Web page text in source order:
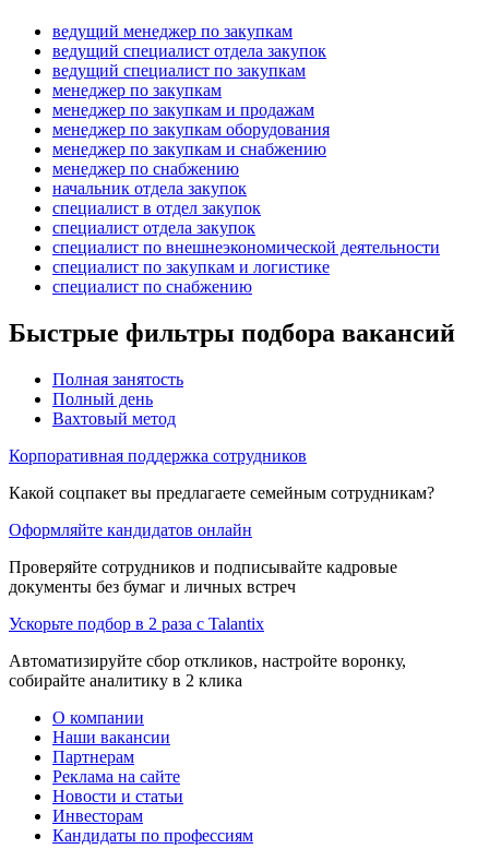
ведущий менеджер по закупкам
ведущий специалист отдела закупок
ведущий специалист по закупкам
менеджер по закупкам
менеджер по закупкам и продажам
менеджер по закупкам оборудования
менеджер по закупкам и снабжению
менеджер по снабжению
начальник отдела закупок
специалист в отдел закупок
специалист отдела закупок
специалист по внешнеэкономической деятельности
специалист по закупкам и логистике
специалист по снабжению
Быстрые фильтры подбора вакансий
Полная занятость
Полный день
Вахтовый метод
Корпоративная поддержка сотрудников
Какой соцпакет вы предлагаете семейным сотрудникам?
Оформляйте кандидатов онлайн
Проверяйте сотрудников и подписывайте кадровые
документы без бумаг и личных встреч
Ускорьте подбор в 2 раза с Talantix
Автоматизируйте сбор откликов, настройте воронку,
собирайте аналитику в 2 клика
О компании
Наши вакансии
Партнерам
Реклама на сайте
Новости и статьи
Инвесторам
Кандидаты по профессиям